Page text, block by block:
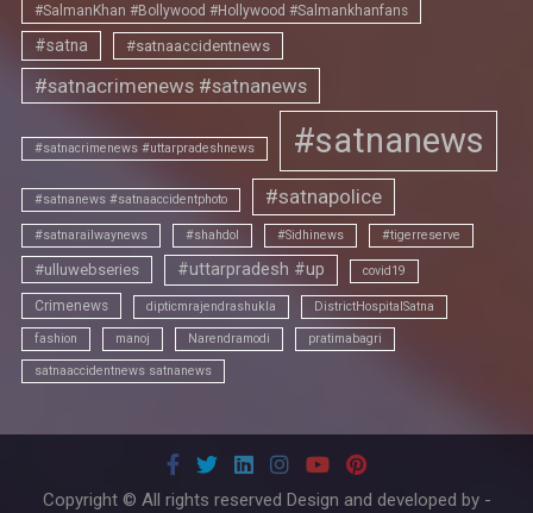
#SalmanKhan #Bollywood #Hollywood #Salmankhanfans
#satna #satnaaccidentnews
#satnacrimenews #satnanews
#satnacrimenews #uttarpradeshnews #satnanews
#satnanews #satnaaccidentphoto #satnapolice
#satnarailwaynews #shahdol #Sidhinews #tigerreserve
#ulluwebseries #uttarpradesh #up covid19
Crimenews dipticmrajendrashukla DistrictHospitalSatna
fashion manoj Narendramodi pratimabagri
satnaaccidentnews satnanews
Copyright © All rights reserved Design and developed by -